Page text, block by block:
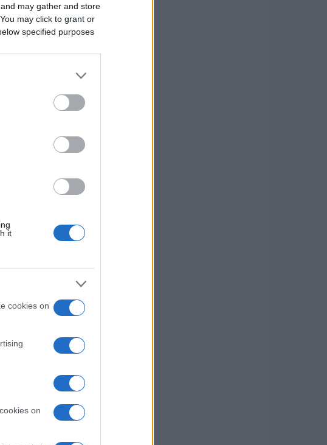
may gather and store
may click to grant or
specified purposes
it
cookies on
on